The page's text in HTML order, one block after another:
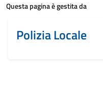
Questa pagina è gestita da
Polizia Locale